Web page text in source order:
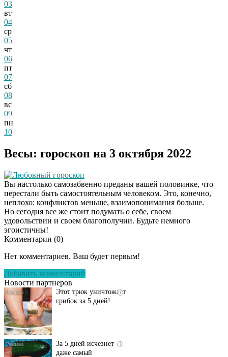
03
вт
04
ср
05
чт
06
пт
07
сб
08
вс
09
пн
10
Весы: гороскоп на 3 октября 2022
Любовный гороскоп
Вы настолько самозабвенно преданы вашей половинке, что
перестали быть самостоятельным человеком. Это, конечно,
неплохо: конфликтов меньше, взаимопонимания больше.
Но сегодня все же стоит подумать о себе, своем
удовольствии и своем благополучии. Будьте немного
эгоистичны!
Комментарии (0)
Нет комментариев. Ваш будет первым!
Добавить комментарий
Новости партнеров
Даже самый
исчезнет с корнем,
i
Этот трюк уничтожает
грибок за 5 дней!
i
За 5 дней исчезнет
даже самый